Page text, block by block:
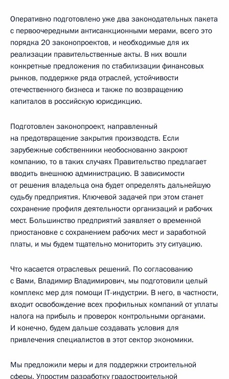
Оперативно подготовлено уже два законодательных пакета
с первоочередными антисанкционными мерами, всего это
порядка 20 законопроектов, и необходимые для их
реализации правительственные акты. В них вошли
конкретные предложения по стабилизации финансовых
рынков, поддержке ряда отраслей, устойчивости
отечественного бизнеса и также по возвращению
капиталов в российскую юрисдикцию.
Подготовлен законопроект, направленный
на предотвращение закрытия производств. Если
зарубежные собственники необоснованно закроют
компанию, то в таких случаях Правительство предлагает
вводить внешнюю администрацию. В зависимости
от решения владельца она будет определять дальнейшую
судьбу предприятия. Ключевой задачей при этом станет
сохранение профиля деятельности организаций и рабочих
мест. Большинство предприятий заявляет о временной
приостановке с сохранением рабочих мест и заработной
платы, и мы будем тщательно мониторить эту ситуацию.
Что касается отраслевых решений. По согласованию
с Вами, Владимир Владимирович, мы подготовили целый
комплекс мер для помощи IT-индустрии. В него, в частности,
входит освобождение всех профильных компаний от уплаты
налога на прибыль и проверок контрольными органами.
И конечно, будем дальше создавать условия для
привлечения специалистов в этот сектор экономики.
Мы предложили меры и для поддержки строительной
сферы. Упростим разработку градостроительной